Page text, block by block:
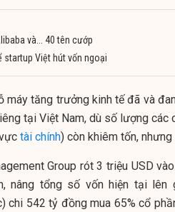
và... 40 tên cướp
startup Việt hút vốn ngoại
máy tăng trưởng kinh tế đã và
tại Việt Nam, dù số lượng các
tài chính) còn khiêm tốn,
Group rót 3 triệu USD
nâng tổng số vốn hiện tại lên
chi 542 tỷ đồng mua 65% cổ